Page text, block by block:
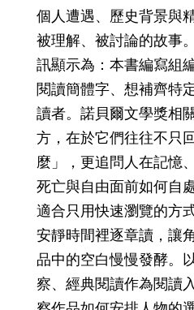
個人遭遇、歷史背景與
被理解、被討論的故事
訊顯示為：本書編寫組
閱讀簡體字、想補齊特
讀者。諾貝爾文學獎相
方，在於它們往往不只
麼」，更追問人在記憶
死亡與自由面前如何自
適合只用快速瀏覽的方
安靜時間裡逐章讀，讓
品中的空白慢慢發酵。
察、經典閱讀作為閱讀